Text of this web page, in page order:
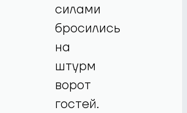
силами
бросились
на
штурм
ворот
гостей.